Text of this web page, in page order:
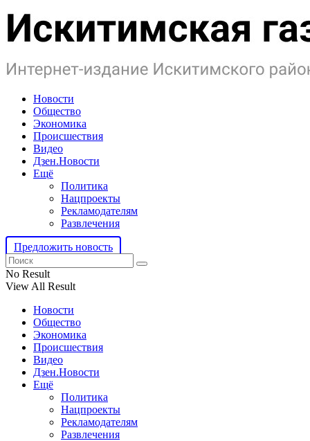
Новости
Общество
Экономика
Происшествия
Видео
Дзен.Новости
Ещё
Политика
Нацпроекты
Рекламодателям
Развлечения
Предложить новость
No Result
View All Result
Новости
Общество
Экономика
Происшествия
Видео
Дзен.Новости
Ещё
Политика
Нацпроекты
Рекламодателям
Развлечения